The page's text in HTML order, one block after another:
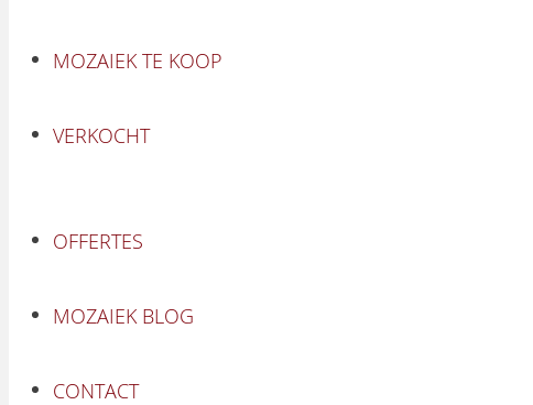
MOZAIEK TE KOOP
VERKOCHT
OFFERTES
MOZAIEK BLOG
CONTACT